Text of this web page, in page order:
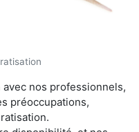
nos professionnels,
préoccupations,